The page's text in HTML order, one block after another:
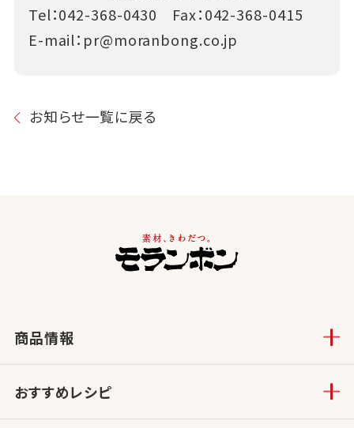
Tel：042-368-0430 Fax：042-368-0415
E-mail： pr@moranbong.co.jp
お知らせ一覧に戻る
商品情報
おすすめレシピ